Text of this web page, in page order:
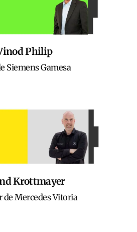
Philip
Siemens Gamesa
Krottmayer
de Mercedes Vitoria